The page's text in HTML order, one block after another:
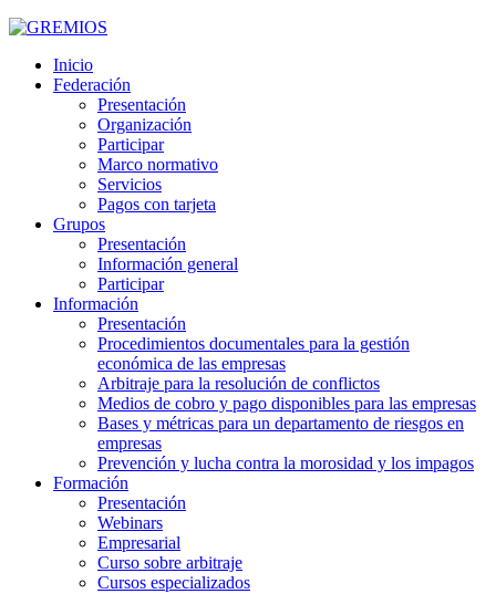
Inicio
Federación
Presentación
Organización
Participar
Marco normativo
Servicios
Pagos con tarjeta
Grupos
Presentación
Información general
Participar
Información
Presentación
Procedimientos documentales para la gestión
económica de las empresas
Arbitraje para la resolución de conflictos
Medios de cobro y pago disponibles para las empresas
Bases y métricas para un departamento de riesgos en
empresas
Prevención y lucha contra la morosidad y los impagos
Formación
Presentación
Webinars
Empresarial
Curso sobre arbitraje
Cursos especializados